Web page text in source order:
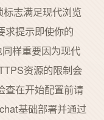
志满足现代浏览
求提示即使你的
样重要因为现代
资源的限制会
查在开始配置前请
基础部署并通过